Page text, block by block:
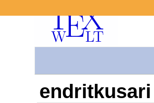
endritkusari